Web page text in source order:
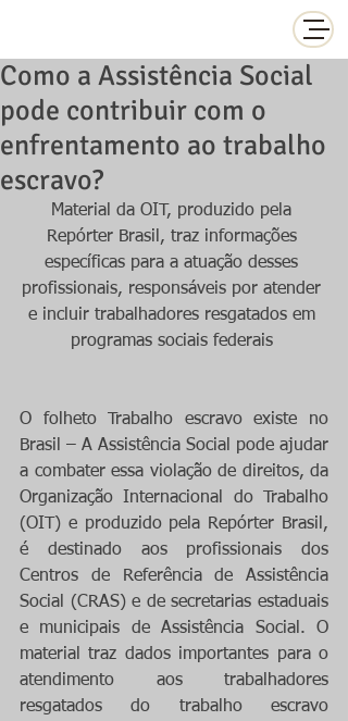
Como a Assistência Social
pode contribuir com o
enfrentamento ao trabalho
escravo?
Material da OIT, produzido pela
Repórter Brasil, traz informações
específicas para a atuação desses
profissionais, responsáveis por atender
e incluir trabalhadores resgatados em
programas sociais federais
O folheto Trabalho escravo existe no
Brasil – A Assistência Social pode ajudar
a combater essa violação de direitos, da
Organização Internacional do Trabalho
(OIT) e produzido pela Repórter Brasil,
é destinado aos profissionais dos
Centros de Referência de Assistência
Social (CRAS) e de secretarias estaduais
e municipais de Assistência Social. O
material traz dados importantes para o
atendimento aos trabalhadores
resgatados do trabalho escravo